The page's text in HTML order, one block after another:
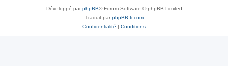
Développé parphpBB® Forum Software © phpBB Limited
Traduit parphpBB-fr.com
Confidentialité | Conditions